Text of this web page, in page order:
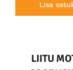
Lisa
LIITU